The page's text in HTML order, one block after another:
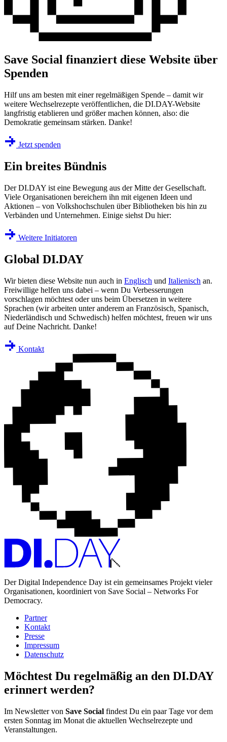
Save Social finanziert diese Website über
Spenden
Hilf uns am besten mit einer regelmäßigen Spende – damit wir
weitere Wechselrezepte veröffentlichen, die DI.DAY-Website
langfristig etablieren und größer machen können, also: die
Demokratie gemeinsam stärken. Danke!
Jetzt spenden
Ein breites Bündnis
Der DI.DAY ist eine Bewegung aus der Mitte der Gesellschaft.
Viele Organisationen bereichern ihn mit eigenen Ideen und
Aktionen – von Volkshochschulen über Bibliotheken bis hin zu
Verbänden und Unternehmen. Einige siehst Du hier:
Weitere Initiatoren
Global DI.DAY
Wir bieten diese Website nun auch in Englisch und Italienisch an.
Freiwillige helfen uns dabei – wenn Du Verbesserungen
vorschlagen möchtest oder uns beim Übersetzen in weitere
Sprachen (wir arbeiten unter anderem an Französisch, Spanisch,
Niederländisch und Schwedisch) helfen möchtest, freuen wir uns
auf Deine Nachricht. Danke!
Kontakt
Der Digital Independence Day ist ein gemeinsames Projekt vieler
Organisationen, koordiniert von Save Social – Networks For
Democracy.
Partner
Kontakt
Presse
Impressum
Datenschutz
Möchtest Du regelmäßig an den DI.DAY
erinnert werden?
Im Newsletter von Save Social findest Du ein paar Tage vor dem
ersten Sonntag im Monat die aktuellen Wechsel­rezepte und
Veranstaltungen.